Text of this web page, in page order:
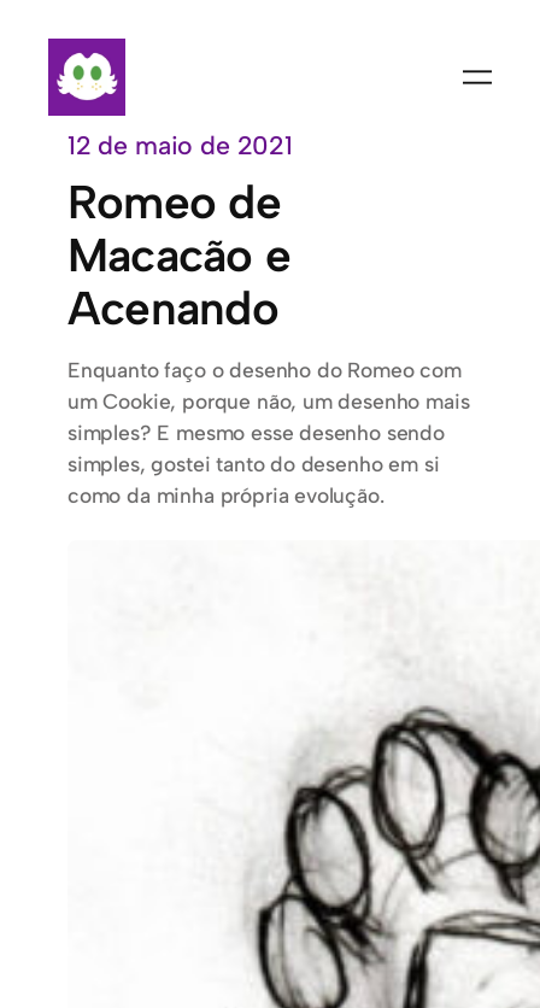
conteúdo
12 de maio de 2021
Romeo de
Macacão e
Acenando
Enquanto faço o desenho do Romeo com
um Cookie, porque não, um desenho mais
simples? E mesmo esse desenho sendo
simples, gostei tanto do desenho em si
como da minha própria evolução.